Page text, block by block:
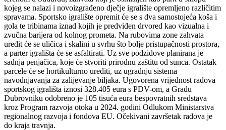
kojeg se nalazi i novoizgrađeno dječje igralište opremljeno različitim
spravama. Sportsko igralište opremit će se s dva samostojeća koša i
gola te tribinama iznad kojih je predviđen drvored kao vizualna i
zvučna barijera od kolnog prometa. Na rubovima zone zahvata
uredit će se uličica i skalini u svrhu što bolje pristupačnosti prostora,
a parter igrališta će se asfaltirati. Uz sve podzidove planirana je
sadnja penjačica, koje će stvoriti prirodnu zaštitu od sunca. Ostatak
parcele će se hortikulturno urediti, uz ugradnju sistema
navodnjavanja za zalijevanje biljaka. Ugovorena vrijednost radova
sportskog igrališta iznosi 328.405 eura s PDV-om, a Gradu
Dubrovniku odobreno je 105 tisuća eura bespovratnih sredstava
kroz Program razvoja otoka u 2024. godini Odlukom Ministarstva
regionalnog razvoja i fondova EU. Očekivani završetak radova je
do kraja travnja.